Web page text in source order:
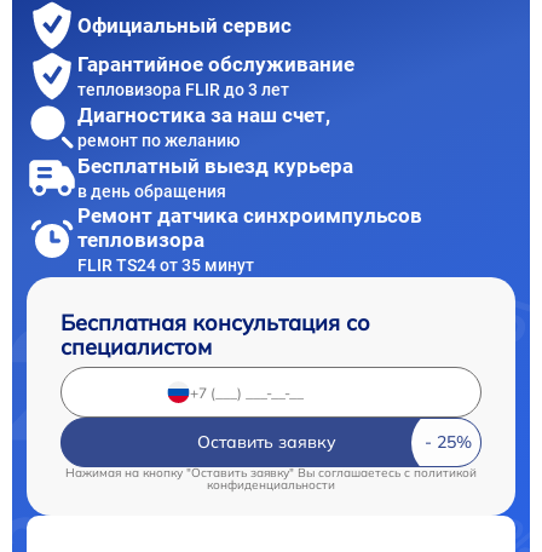
Официальный сервис
Гарантийное обслуживание
тепловизора FLIR до 3 лет
Диагностика за наш счет,
ремонт по желанию
Бесплатный выезд курьера
в день обращения
Ремонт датчика синхроимпульсов
тепловизора
FLIR TS24 от 35 минут
Бесплатная консультация со
специалистом
Оставить заявку
Нажимая на кнопку "Оставить заявку" Вы соглашаетесь c политикой
конфиденциальности